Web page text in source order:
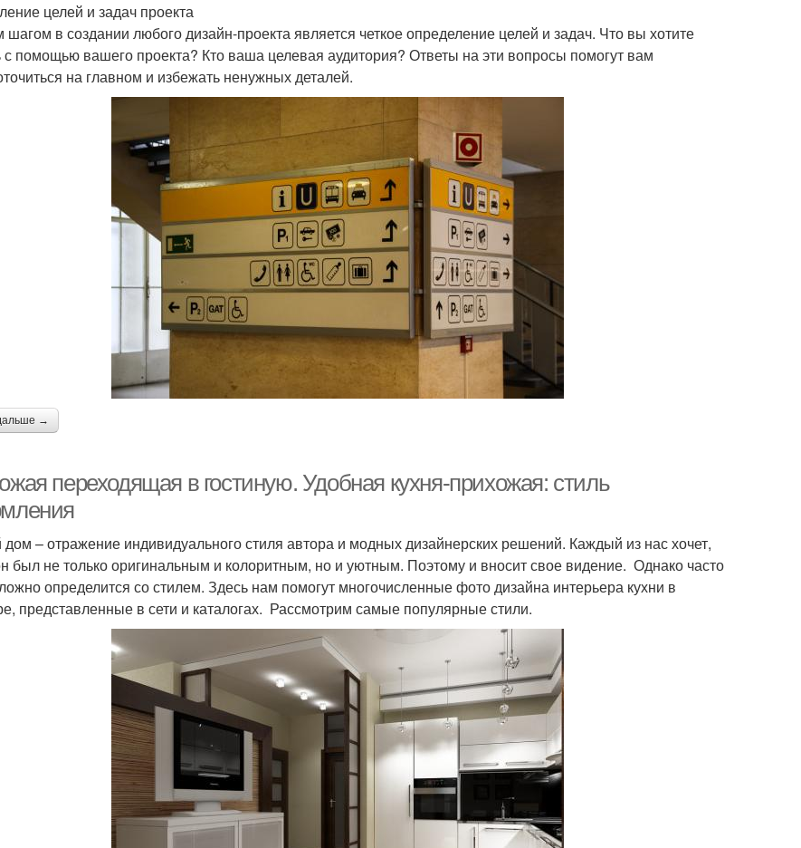
целей и задач проекта
в создании любого дизайн-проекта является четкое определение целей и задач. Что вы хотите
с помощью вашего проекта? Кто ваша целевая аудитория? Ответы на эти вопросы помогут вам
на главном и избежать ненужных деталей.
→
переходящая в гостиную. Удобная кухня-прихожая: стиль
– отражение индивидуального стиля автора и модных дизайнерских решений. Каждый из нас хочет,
был не только оригинальным и колоритным, но и уютным. Поэтому и вносит свое видение. Однако часто
определится со стилем. Здесь нам помогут многочисленные фото дизайна интерьера кухни в
представленные в сети и каталогах. Рассмотрим самые популярные стили.